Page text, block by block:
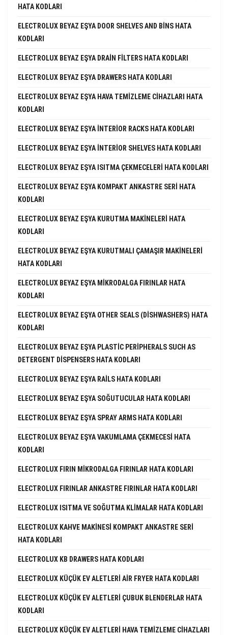
HATA KODLARI
ELECTROLUX BEYAZ EŞYA DOOR SHELVES AND BINS HATA
KODLARI
ELECTROLUX BEYAZ EŞYA DRAIN FILTERS HATA KODLARI
ELECTROLUX BEYAZ EŞYA DRAWERS HATA KODLARI
ELECTROLUX BEYAZ EŞYA HAVA TEMIZLEME CIHAZLARI HATA
KODLARI
ELECTROLUX BEYAZ EŞYA INTERIOR RACKS HATA KODLARI
ELECTROLUX BEYAZ EŞYA INTERIOR SHELVES HATA KODLARI
ELECTROLUX BEYAZ EŞYA ISITMA ÇEKMECELERI HATA KODLARI
ELECTROLUX BEYAZ EŞYA KOMPAKT ANKASTRE SERI HATA
KODLARI
ELECTROLUX BEYAZ EŞYA KURUTMA MAKINELERI HATA
KODLARI
ELECTROLUX BEYAZ EŞYA KURUTMALI ÇAMAŞIR MAKINELERI
HATA KODLARI
ELECTROLUX BEYAZ EŞYA MIKRODALGA FIRINLAR HATA
KODLARI
ELECTROLUX BEYAZ EŞYA OTHER SEALS (DISHWASHERS) HATA
KODLARI
ELECTROLUX BEYAZ EŞYA PLASTIC PERIPHERALS SUCH AS
DETERGENT DISPENSERS HATA KODLARI
ELECTROLUX BEYAZ EŞYA RAILS HATA KODLARI
ELECTROLUX BEYAZ EŞYA SOĞUTUCULAR HATA KODLARI
ELECTROLUX BEYAZ EŞYA SPRAY ARMS HATA KODLARI
ELECTROLUX BEYAZ EŞYA VAKUMLAMA ÇEKMECESI HATA
KODLARI
ELECTROLUX FIRIN MIKRODALGA FIRINLAR HATA KODLARI
ELECTROLUX FIRINLAR ANKASTRE FIRINLAR HATA KODLARI
ELECTROLUX ISITMA VE SOĞUTMA KLIMALAR HATA KODLARI
ELECTROLUX KAHVE MAKINESI KOMPAKT ANKASTRE SERI
HATA KODLARI
ELECTROLUX KB DRAWERS HATA KODLARI
ELECTROLUX KÜÇÜK EV ALETLERI AIR FRYER HATA KODLARI
ELECTROLUX KÜÇÜK EV ALETLERI ÇUBUK BLENDERLAR HATA
KODLARI
ELECTROLUX KÜÇÜK EV ALETLERI HAVA TEMIZLEME CIHAZLARI